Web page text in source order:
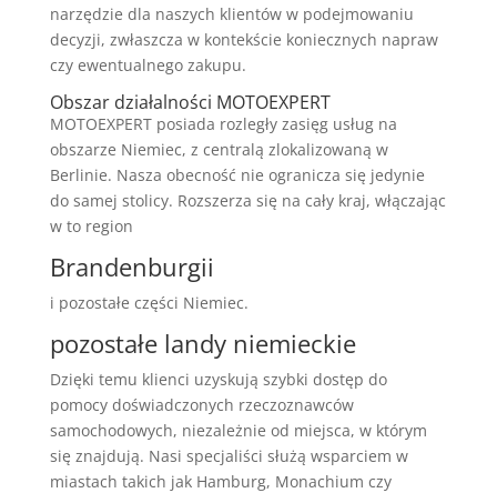
narzędzie dla naszych klientów w podejmowaniu
decyzji, zwłaszcza w kontekście koniecznych napraw
czy ewentualnego zakupu.
Obszar działalności MOTOEXPERT
MOTOEXPERT posiada rozległy zasięg usług na
obszarze Niemiec, z centralą zlokalizowaną w
Berlinie. Nasza obecność nie ogranicza się jedynie
do samej stolicy. Rozszerza się na cały kraj, włączając
w to region
Brandenburgii
i pozostałe części Niemiec.
pozostałe landy niemieckie
Dzięki temu klienci uzyskują szybki dostęp do
pomocy doświadczonych rzeczoznawców
samochodowych, niezależnie od miejsca, w którym
się znajdują. Nasi specjaliści służą wsparciem w
miastach takich jak Hamburg, Monachium czy